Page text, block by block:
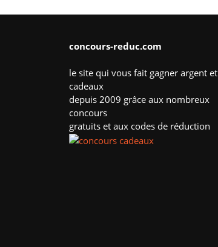
concours-reduc.com
le site qui vous fait gagner argent et
cadeaux
depuis 2009 grâce aux nombreux
concours
gratuits et aux codes de réduction